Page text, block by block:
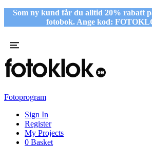
Som ny kund får du alltid 20% rabatt
fotobok. Ange kod:
Fotoprogram
Sign In
Register
My Projects
0 Basket